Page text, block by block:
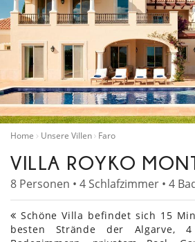
Home Unsere Villen Faro
VILLA ROYKO
8 Personen • 4 Schlafzimmer • 4
Schöne Villa befindet sich 15
besten Strände der Algarve,